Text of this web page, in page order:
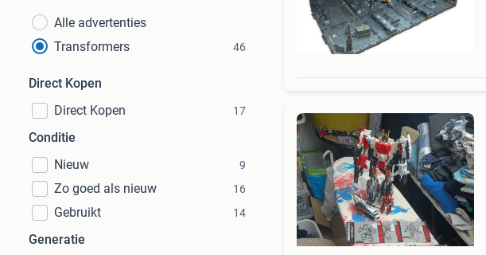
Alle advertenties
Transformers
46
Direct Kopen
Direct Kopen
17
Conditie
Nieuw
9
Zo goed als nieuw 16
Gebruikt 14
Generatie